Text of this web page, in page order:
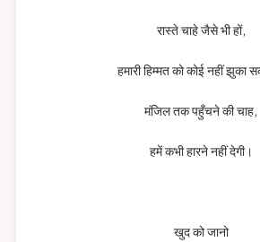
रास्ते चाहे जैसे भी हों,
हमारी हिम्मत को कोई नहीं झुका
मंजिल तक पहुँचने की चाह,
हमें कभी हारने नहीं देगी।
खुद को जानो